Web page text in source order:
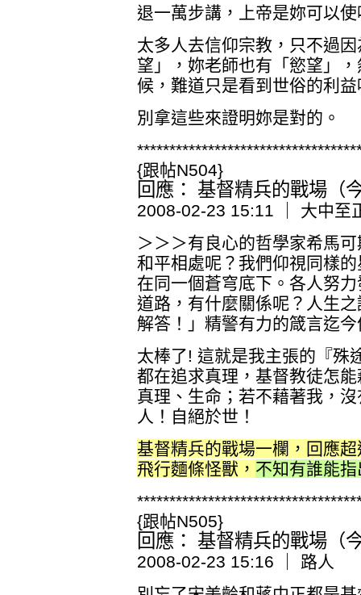
退一萬步講，上帝是妳可以
太多人去信仰宗教，只不過
望」，妳老師也有「慾望」
候，難道只是看到世俗的利
別拿這些來證明妳是對的。
{跟帖N504}
回應： 基督精兵的戰場（
2008-02-23 15:11 ｜ 大中至
＞＞＞有良心的哲學家希馬
和平相處呢？我們仰視同樣
在同一個蒼穹底下。各人努
道路，有什麼關係呢？人生
解答！」精警有力的箴言迄
太棒了! 這就是我主張的『殊
都在追求真理，基督教徒怎
真理、生命；若不藉著我，
人！自絕於世！
基督精兵的戰場一欄，回應
飛行麵條怪獸， 不知有誰能
{跟帖N505}
回應： 基督精兵的戰場（
2008-02-23 15:16 ｜ 路人